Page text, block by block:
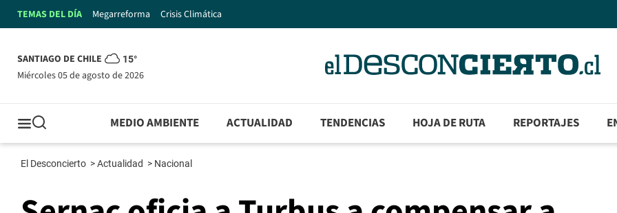
TEMAS DEL DÍA Megarreforma Crisis Climática
SANTIAGO DE CHILE 15°
miércoles 05 de agosto de 2026
MEDIO AMBIENTE ACTUALIDAD TENDENCIAS HOJA DE RUTA REPORTAJES
El Desconcierto >Actualidad > Nacional